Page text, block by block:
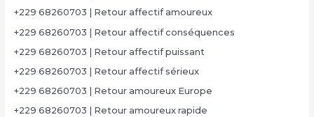
+229 68260703 | Retour affectif amoureux
+229 68260703 | Retour affectif conséquences
+229 68260703 | Retour affectif puissant
+229 68260703 | Retour affectif sérieux
+229 68260703 | Retour amoureux Europe
+229 68260703 | Retour amoureux rapide